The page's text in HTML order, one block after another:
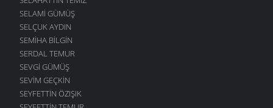
SELAMI GÜMÜŞ
SELÇUK AYDIN
SEMIHA BILGIN
SERDAL TEMUR
SEVGI GÜMÜŞ
SEVIM GEÇKIN
SEYFETTIN ÖZIŞIK